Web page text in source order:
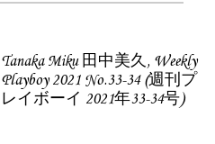
Tanaka Miku 田中美久, Weekly
Playboy 2021 No.33-34 (週刊プ
レイボーイ 2021年33-34号)